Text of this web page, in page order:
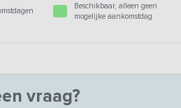
Beschikbaar, alleen geen
mogelijke aankomstdag
vraag?